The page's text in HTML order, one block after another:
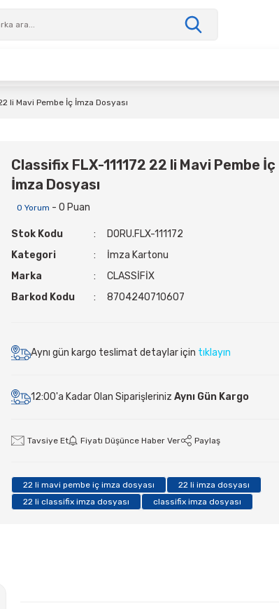
li Mavi Pembe İç İmza Dosyası
Classifix FLX-111172 22 li Mavi Pembe İç
İmza Dosyası
0 Yorum - 0 Puan
Stok Kodu
DORU.FLX-111172
Kategori
İmza Kartonu
Marka
CLASSİFİX
Barkod Kodu
8704240710607
Aynı gün kargo teslimat detaylar için tıklayın
12:00'a Kadar Olan Siparişleriniz Aynı Gün Kargo
Tavsiye Et Fiyatı Düşünce Haber Ver Paylaş
22 li mavi pembe iç imza dosyası
22 li imza dosyası
22 li classifix imza dosyası
classifix imza dosyası